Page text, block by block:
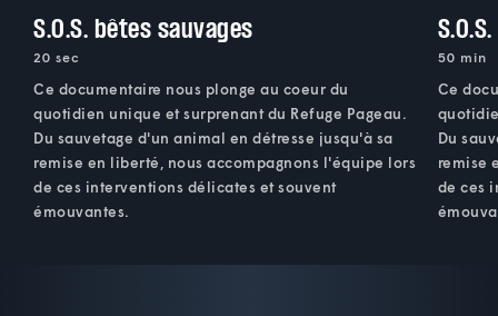
S.O.S. bêtes sauvages
20 sec
Ce documentaire nous plonge au coeur du
quotidien unique et surprenant du Refuge Pageau.
Du sauvetage d'un animal en détresse jusqu'à sa
remise en liberté, nous accompagnons l'équipe lors
de ces interventions délicates et souvent
émouvantes.
50 min
Ce
Du
remise
de ces